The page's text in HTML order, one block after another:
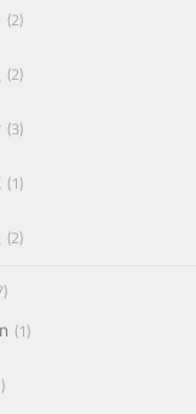
2
2
3
1
2
1